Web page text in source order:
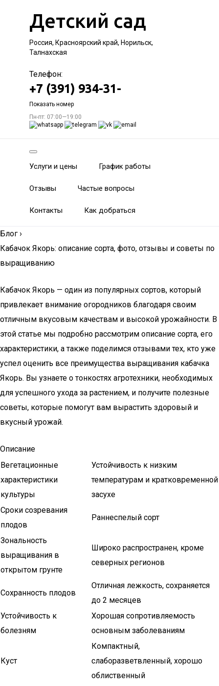
Детский сад
Россия, Красноярский край, Норильск,
Талнахская
Телефон:
+7 (391) 934-31-
Показать номер
Пн-пт: 07:00—19:00
Услуги и цены График работы
Отзывы Частые вопросы
Контакты Как добраться
Блог ›
Кабачок Якорь: описание сорта, фото, отзывы и советы по
выращиванию
Кабачок Якорь — один из популярных сортов, который
привлекает внимание огородников благодаря своим
отличным вкусовым качествам и высокой урожайности. В
этой статье мы подробно рассмотрим описание сорта, его
характеристики, а также поделимся отзывами тех, кто уже
успел оценить все преимущества выращивания кабачка
Якорь. Вы узнаете о тонкостях агротехники, необходимых
для успешного ухода за растением, и получите полезные
советы, которые помогут вам вырастить здоровый и
вкусный урожай.
Описание
Вегетационные
характеристики
культуры
Устойчивость к низким
температурам и кратковременной
засухе
Сроки созревания
плодов
Раннеспелый сорт
Зональность
выращивания в
открытом грунте
Широко распространен, кроме
северных регионов
Сохранность плодов
Отличная лежкость, сохраняется
до 2 месяцев
Устойчивость к
болезням
Хорошая сопротивляемость
основным заболеваниям
Куст
Компактный,
слаборазветвленный, хорошо
облиственный